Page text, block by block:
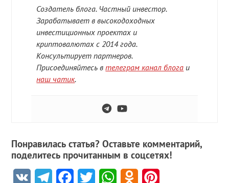
Создатель блога. Частный инвестор.
Зарабатывает в высокодоходных
инвестиционных проектах и
криптовалютах с 2014 года.
Консультирует партнеров.
Присоединяйтесь втелеграм канал блога и
наш чатик.
Понравилась статья? Оставьте комментарий,
поделитесь прочитанным в соцсетях!
VK TelegramFacebookTwitter WhatsAppOdnoklassniki